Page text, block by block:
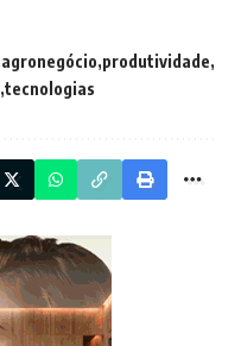
agronegócio produtividade
tecnologias